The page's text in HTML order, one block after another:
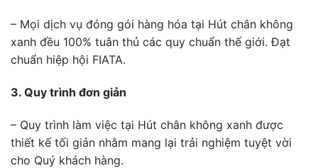
– Mọi dịch vụ đóng gói hàng hóa tại Hút chân không
xanh đều 100% tuân thủ các quy chuẩn thế giới. Đạt
chuẩn hiệp hội FIATA.
3. Quy trình đơn giản
– Quy trình làm việc tại Hút chân không xanh được
thiết kế tối giản nhằm mang lại trải nghiệm tuyệt vời
cho Quý khách hàng.